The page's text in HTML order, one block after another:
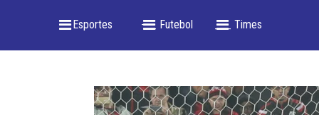
_ Esportes -- _ Futebol ___ Times